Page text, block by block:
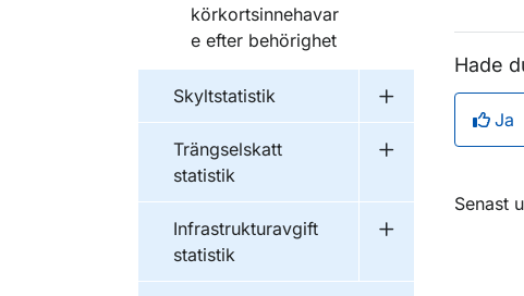
körkortsinnehavar
e efter behörighet
Skyltstatistik
Undermeny för
Trängselskatt
statistik
Undermeny för
Infrastrukturavgift
statistik
Undermeny för
Hade
Ja
Om
Senast